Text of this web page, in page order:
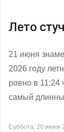
Лето
21 июня
2026 году
ровно в 11:24
самый
Суббота, 20 июня